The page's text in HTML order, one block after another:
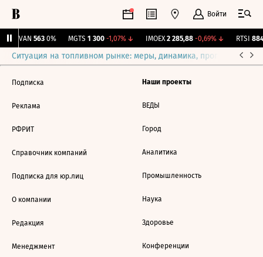
Войти
AVAN 563 0% MGTS 1 300 -1,07%↓ IMOEX 2 285,88 -0,69%↓ RTSI
Ситуация на топливном рынке: меры, динамика, прогнозы
Подписка
Реклама
РФРИТ
Справочник компаний
Подписка для юр.лиц
О компании
Редакция
Менеджмент
Наши проекты
ВЕДЫ
Город
Аналитика
Промышленность
Наука
Здоровье
Конференции